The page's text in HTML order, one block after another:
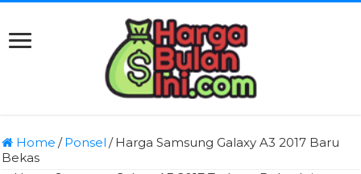
Home /Ponsel /Harga Samsung Galaxy A3 2017 Baru
Bekas